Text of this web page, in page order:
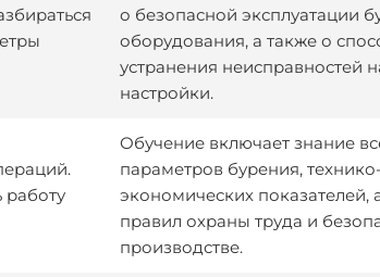
о безопасной эксплуатации
оборудования, а также о
устранения неисправностей
настройки.
работу
Обучение включает знание
параметров бурения, технико-
экономических показателей,
правил охраны труда и
производстве.